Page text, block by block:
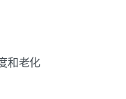
和老化